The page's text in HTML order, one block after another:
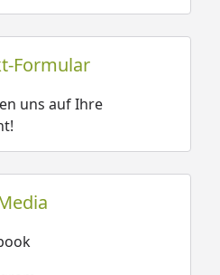
Formular
uns auf Ihre